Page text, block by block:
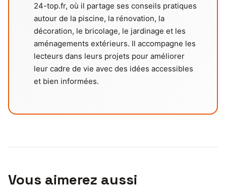
24-top.fr, où il partage ses conseils pratiques
autour de la piscine, la rénovation, la
décoration, le bricolage, le jardinage et les
aménagements extérieurs. Il accompagne les
lecteurs dans leurs projets pour améliorer
leur cadre de vie avec des idées accessibles
et bien informées.
Vous aimerez aussi